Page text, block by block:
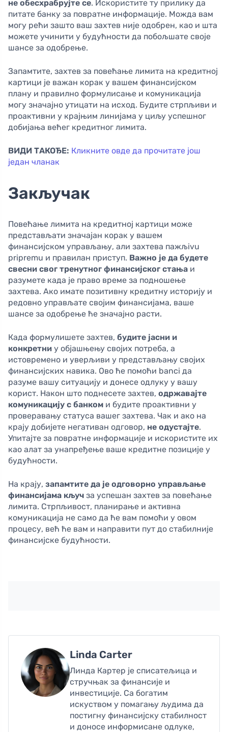
не обесхрабрујте се. Искористите ту прилику да
питате банку за повратне информације. Можда вам
могу рећи зашто ваш захтев није одобрен, као и шта
можете учинити у будућности да побољшате своје
шансе за одобрење.
Запамтите, захтев за повећање лимита на кредитној
картици је важан корак у вашем финансијском
плану и правилно формулисање и комуникација
могу значајно утицати на исход. Будите стрпљиви и
проактивни у крајњим линијама у циљу успешног
добијања већег кредитног лимита.
ВИДИ ТАКОЂЕ: Кликните овде да прочитате још
један чланак
Закључак
Повећање лимита на кредитној картици може
представљати значајан корак у вашем
финансијском управљању, али захтева пажљivu
pripremu и правилан приступ. Важно је да будете
свесни свог тренутног финансијског стања и
разумете када је право време за подношење
захтева. Ако имате позитивну кредитну историју и
редовно управљате својим финансијама, ваше
шансе за одобрење ће значајно расти.
Када формулишете захтев, будите јасни и
конкретни у објашњењу својих потреба, а
истовремено и уверљиви у представљању својих
финансијских навика. Ово ће помоћи banci да
разуме вашу ситуацију и донесе одлуку у вашу
корист. Након што поднесете захтев, одржавајте
комуникацију с банком и будите проактивни у
проверавању статуса вашег захтева. Чак и ако на
крају добијете негативан одговор, не одустајте.
Упитајте за повратне информације и искористите их
као алат за унапређење ваше кредитне позиције у
будућности.
На крају, запамтите да је одговорно управљање
финансијама кључ за успешан захтев за повећање
лимита. Стрпљивост, планирање и активна
комуникација не само да ће вам помоћи у овом
процесу, већ ће вам и направити пут до стабилније
финансијске будућности.
Linda Carter
Линда Картер је списатељица и
стручњак за финансије и
инвестиције. Са богатим
искуством у помагању људима да
постигну финансијску стабилност
и доносе информисане одлуке,